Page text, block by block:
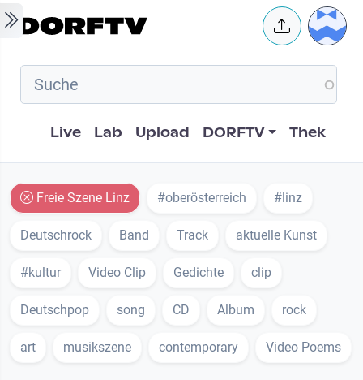
Skip to main content User
Hauptnavigation
Live Lab Upload DORFTV Thek
Freie Szene Linz #oberösterreich #linz
Deutschrock Band Track aktuelle Kunst
#kultur Video Clip Gedichte clip
Deutschpop song CD Album rock
art musikszene contemporary Video Poems